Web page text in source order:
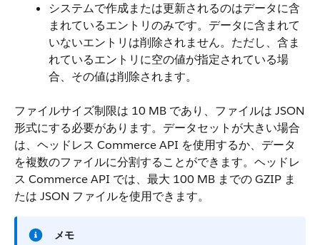
システムで作成または更新されるのはデータに含
まれているエントリのみです。データに含まれて
いないエントリは削除されません。ただし、含ま
れているエントリに空の値が指定されている場
合、その値は削除されます。
ファイルサイズ制限は 10 MB であり、ファイルは JSON
形式にする必要があります。データセットが大きい場合
は、ヘッドレス Commerce API を使用するか、データ
を複数のファイルに分割することができます。ヘッドレ
ス Commerce API では、最大 100 MB までの GZIP ま
たは JSON ファイルを使用できます。
メモ